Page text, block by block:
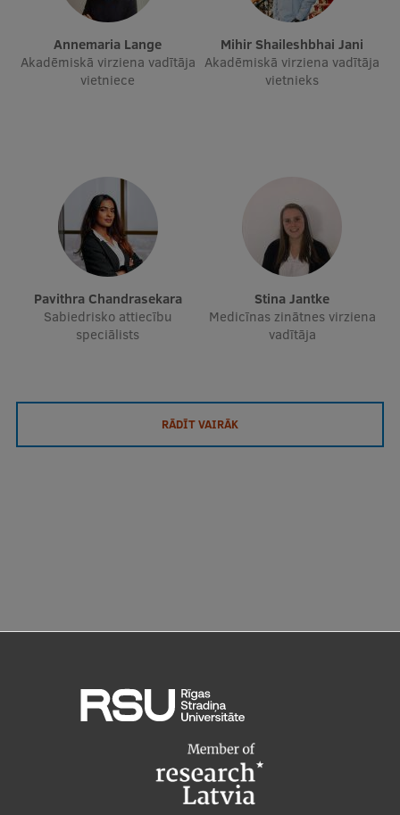
Mobilitātes programmas
EURAXESS RSU kontaktpunkts
EATRIS koordinators Latvijā
Annemaria Lange
Akadēmiskā virziena vadītāja
vietniece
Mihir Shaileshbhai Jani
Akadēmiskā virziena vadītāja
vietnieks
Pavithra Chandrasekara
Sabiedrisko attiecību
speciālists
Stina Jantke
Medicīnas zinātnes virziena
vadītāja
RĀDĪT VAIRĀK